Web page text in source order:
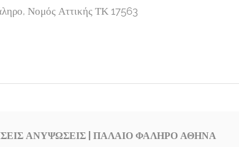
Νομός Αττικής ΤΚ 17563
ΑΝΥΨΩΣΕΙΣ | ΠΑΛΑΙΟ ΦΑΛΗΡΟ ΑΘΗΝΑ